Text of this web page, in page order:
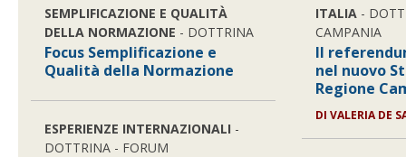
SEMPLIFICAZIONE E QUALITÀ
DELLA NORMAZIONE - DOTTRINA
Focus Semplificazione e
Qualità della Normazione
ESPERIENZE INTERNAZIONALI -
DOTTRINA - FORUM
ITALIA -
CAMPANIA
Il
nel nuovo
Regione
DI VALERIA DE